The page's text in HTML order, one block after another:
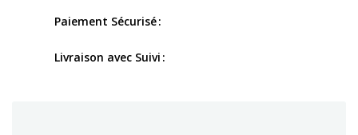
Paiement Sécurisé
Livraison avec Suivi